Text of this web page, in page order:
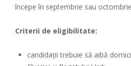
începe în septembrie sau
Criterii de eligibilitate:
candidații trebuie să aibă